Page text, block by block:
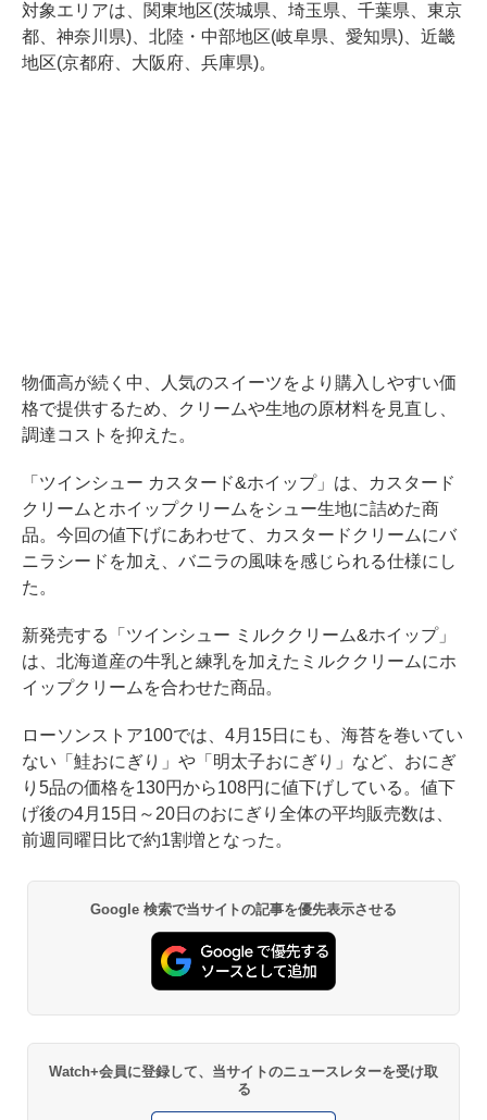
対象エリアは、関東地区(茨城県、埼玉県、千葉県、東京
都、神奈川県)、北陸・中部地区(岐阜県、愛知県)、近畿
地区(京都府、大阪府、兵庫県)。
物価高が続く中、人気のスイーツをより購入しやすい価
格で提供するため、クリームや生地の原材料を見直し、
調達コストを抑えた。
「ツインシュー カスタード&ホイップ」は、カスタード
クリームとホイップクリームをシュー生地に詰めた商
品。今回の値下げにあわせて、カスタードクリームにバ
ニラシードを加え、バニラの風味を感じられる仕様にし
た。
新発売する「ツインシュー ミルククリーム&ホイップ」
は、北海道産の牛乳と練乳を加えたミルククリームにホ
イップクリームを合わせた商品。
ローソンストア100では、4月15日にも、海苔を巻いてい
ない「鮭おにぎり」や「明太子おにぎり」など、おにぎ
り5品の価格を130円から108円に値下げしている。値下
げ後の4月15日～20日のおにぎり全体の平均販売数は、
前週同曜日比で約1割増となった。
Google 検索で当サイトの記事を優先表示させる
Watch+会員に登録して、当サイトのニュースレターを受け取
る